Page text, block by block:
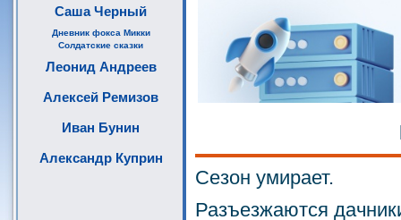
Саша Черный
Дневник фокса Микки
Солдатские сказки
Леонид Андреев
Алексей Ремизов
Иван Бунин
Александр Куприн
Сезон умирает.
Разъезжаются